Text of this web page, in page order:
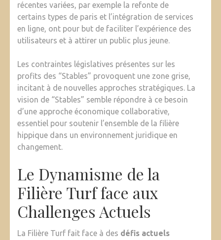
récentes variées, par exemple la refonte de
certains types de paris et l’intégration de services
en ligne, ont pour but de faciliter l’expérience des
utilisateurs et à attirer un public plus jeune.
Les contraintes législatives présentes sur les
profits des “Stables” provoquent une zone grise,
incitant à de nouvelles approches stratégiques. La
vision de “Stables” semble répondre à ce besoin
d’une approche économique collaborative,
essentiel pour soutenir l’ensemble de la filière
hippique dans un environnement juridique en
changement.
Le Dynamisme de la
Filière Turf face aux
Challenges Actuels
La Filière Turf fait face à des défis actuels